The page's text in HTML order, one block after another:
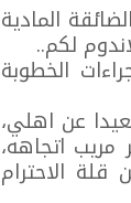
المادية
لكم..
الخطوبة
عن اهلي،
اتجاهه،
الاحترام